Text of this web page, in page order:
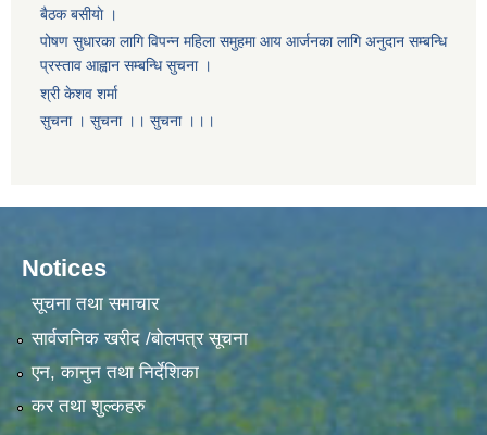
बैठक बसीयाे ।
पोषण सुधारका लागि विपन्न महिला समुहमा आय आर्जनका लागि अनुदान सम्बन्धि
प्रस्ताव आह्वान सम्बन्धि सुचना ।
श्री केशव शर्मा
सुचना । सुचना ।। सुचना ।।।
Notices
सूचना तथा समाचार
सार्वजनिक खरीद /बोलपत्र सूचना
एन, कानुन तथा निर्देशिका
कर तथा शुल्कहरु